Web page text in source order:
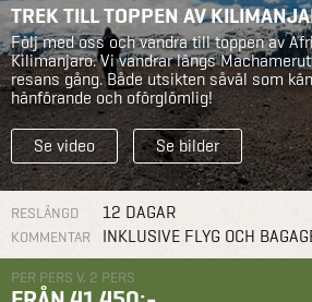
TREK TILL TOPPEN AV
Följ med oss och vandra till toppen av
Kilimanjaro. Vi vandrar längs
resans gång. Både utsikten såväl som
hänförande och oförglömlig!
Se video Se bilder
RESLÄNGD 12 DAGAR
KOMMENTAR INKLUSIVE FLYG OCH
PER PERS V. 2 PERS